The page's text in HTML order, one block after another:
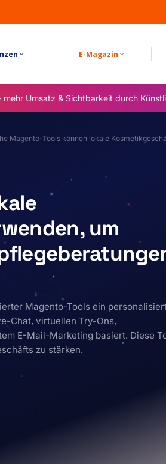
E-Magazin
Umsatz & Sichtbarkeit durch
Magento-Tools können lokale
um
Magento-Tools ein
Chat, virtuellen Try-Ons,
E-Mail-Marketing basiert. Diese
zu stärken.